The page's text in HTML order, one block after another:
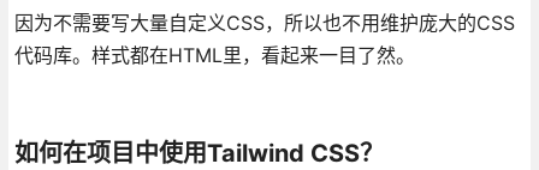
因为不需要写大量自定义CSS，所以也不用维护庞大的CSS
代码库。样式都在HTML里，看起来一目了然。
如何在项目中使用Tailwind CSS？